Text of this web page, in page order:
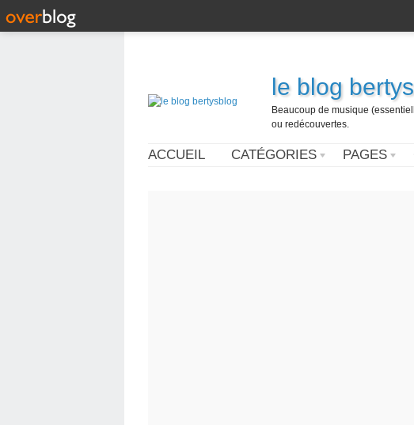
le blog
Beaucoup de musique
ou redécouvertes.
ACCUEIL CATÉGORIES PAGES